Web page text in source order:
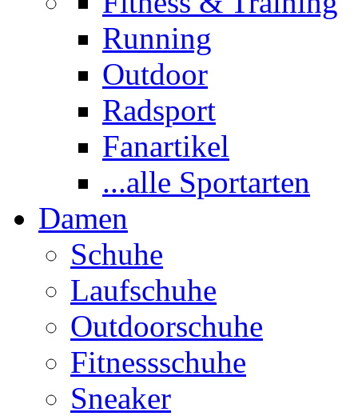
Running
Outdoor
Radsport
Fanartikel
...alle Sportarten
Damen
Schuhe
Laufschuhe
Outdoorschuhe
Fitnessschuhe
Sneaker